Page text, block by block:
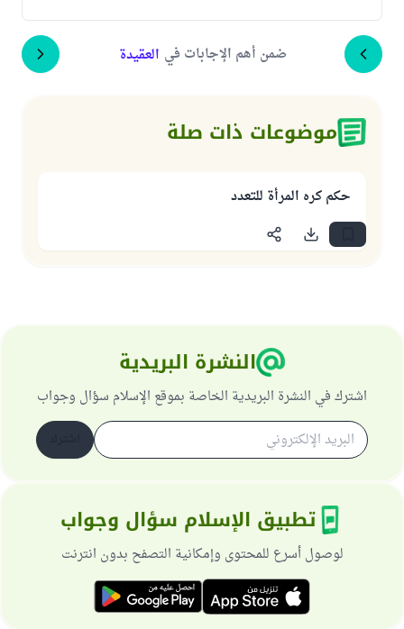
ضمن أهم الإجابات في العقيدة
موضوعات ذات صلة
حكم كره المرأة للتعدد
النشرة البريدية
اشترك في النشرة البريدية الخاصة بموقع الإسلام سؤال وجواب
تطبيق الإسلام سؤال وجواب
لوصول أسرع للمحتوى وإمكانية التصفح بدون انترنت